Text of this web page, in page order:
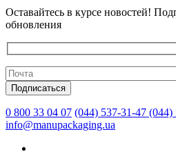
Оставайтесь в курсе новостей!
обновления
0 800 33 04 07 (044) 537-31-47 (044)
info@manupackaging.ua